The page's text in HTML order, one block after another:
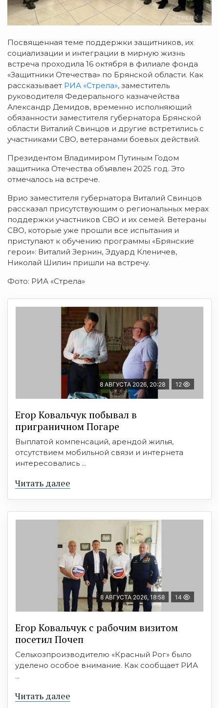
Посвященная теме поддержки защитников, их
социализации и интеграции в мирную жизнь
встреча проходила 16 октября в филиале фонда
«Защитники Отечества» по Брянской области. Как
рассказывает РИА «Стрела», заместитель
руководителя Федерального казначейства
Александр Демидов, временно исполняющий
обязанности заместителя губернатора Брянской
области Виталий Свинцов и другие встретились с
участниками СВО, ветеранами боевых действий.
Президентом Владимиром Путиным Годом
защитника Отечества объявлен 2025 год. Это
отмечалось на встрече.
Врио заместителя губернатора Виталий Свинцов
рассказал присутствующим о региональных мерах
поддержки участников СВО и их семей. Ветераны
СВО, которые уже прошли все испытания и
приступают к обучению программы «Брянские
герои»: Виталий Зернин, Эдуард Кленичев,
Николай Шилин пришли на встречу.
Фото: РИА «Стрела»
8 АВГУСТА 2026, 20:28 12
Егор Ковальчук побывал в
приграничном Погаре
Выплатой компенсаций, арендой жилья,
отсутствием мобильной связи и интернета
интересовались ...
Читать далее
8 АВГУСТА 2026, 18:58 14
Егор Ковальчук с рабочим визитом
посетил Почеп
Сельхозпроизводителю «Красный Рог» было
уделено особое внимание. Как сообщает РИА
...
Читать далее